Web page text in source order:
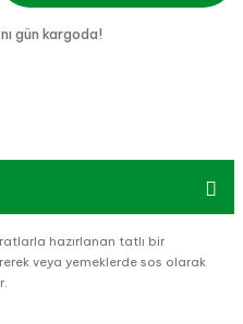
gün kargoda!
hazırlanan tatlı bir
veya yemeklerde sos olarak